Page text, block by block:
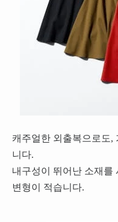
캐주얼한 외출복으로도,
니다.
내구성이 뛰어난 소재를
변형이 적습니다.